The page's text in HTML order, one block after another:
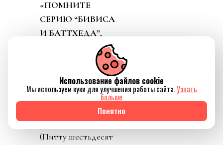
«ПОМНИТЕ
СЕРИЮ “БИВИСА
И БАТТХЕДА”,
старении и только
что выяснили
разницу в возрасте:
одиннадцать лет.
(Питту шестьдесят
Использование файлов cookie
Мы используем куки для улучшения работы сайта.Узнать
больше
Понятно